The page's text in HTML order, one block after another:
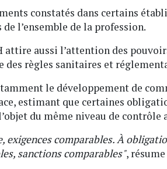
constatés dans certains
l’ensemble de la profession.
attire aussi l’attention des
des règles sanitaires et
le développement de
estimant que certaines
du même niveau de contrôle
exigences comparables. À
sanctions comparables",